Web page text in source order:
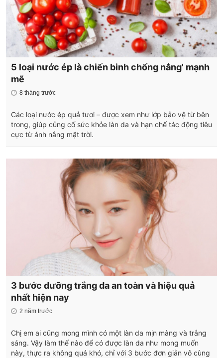
5 loại nước ép là chiến binh chống nắng' mạnh
mẽ
8 tháng trước
Các loại nước ép quả tươi – được xem như lớp bảo vệ từ bên
trong, giúp củng cố sức khỏe làn da và hạn chế tác động tiêu
cực từ ánh nắng mặt trời.
3 bước dưỡng trắng da an toàn và hiệu quả
nhất hiện nay
2 năm trước
Chị em ai cũng mong mình có một làn da mịn màng và trắng
sáng. Vậy làm thế nào để có được làn da như mong muốn
này, thực ra không quá khó, chỉ với 3 bước đơn giản vô cùng